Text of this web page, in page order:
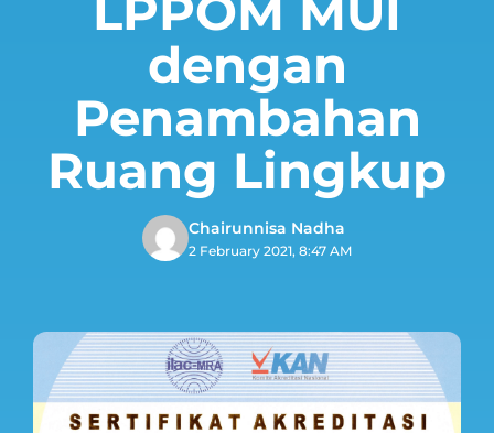
dengan
Penambahan
Ruang Lingkup
Chairunnisa Nadha
2 February 2021, 8:47 AM